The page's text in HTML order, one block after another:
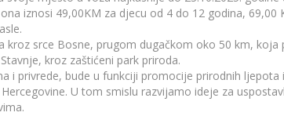
iznosi 49,00KM za djecu od 4 do 12 godina, 69,00
kroz srce Bosne, prugom dugačkom oko 50 km, koja
kroz zaštićeni park priroda.
i privrede, bude u funkciji promocije prirodnih ljepota
U tom smislu razvijamo ideje za